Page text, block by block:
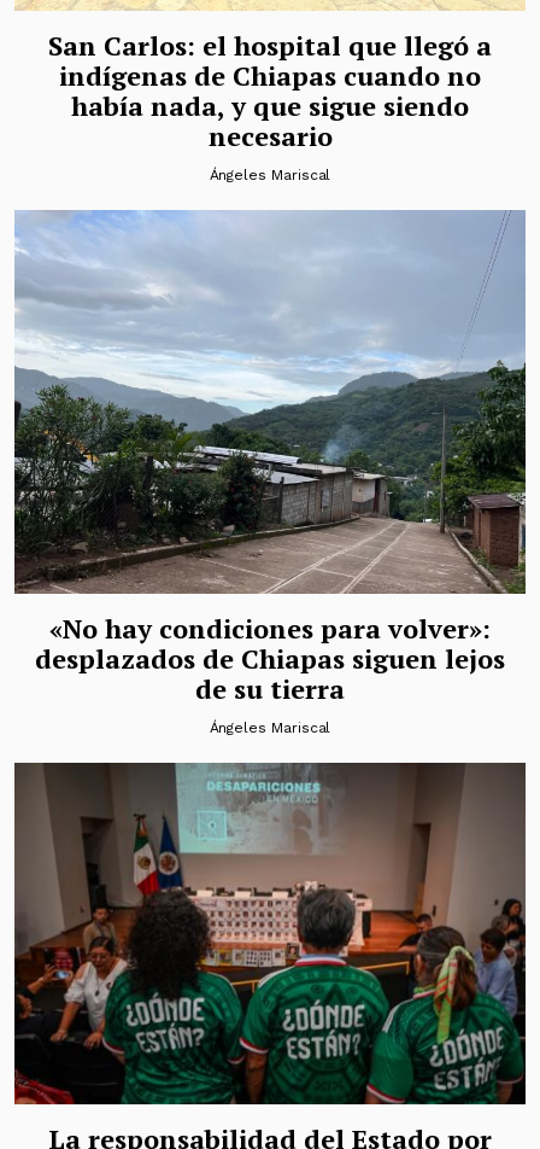
San Carlos: el hospital que llegó a
indígenas de Chiapas cuando no
había nada, y que sigue siendo
necesario
Ángeles Mariscal
«No hay condiciones para volver»:
desplazados de Chiapas siguen lejos
de su tierra
Ángeles Mariscal
La responsabilidad del Estado por